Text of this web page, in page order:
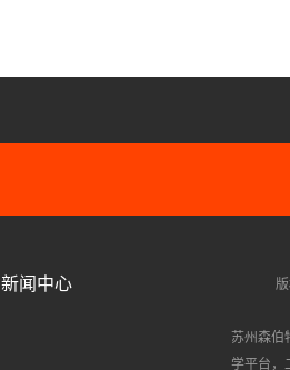
新闻中心
苏州森伯
学平台 ，